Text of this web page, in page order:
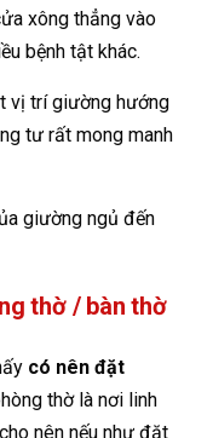
xông thẳng vào
bệnh tật khác.
vị trí giường hướng
tư rất mong manh
giường ngủ đến
thờ / bàn thờ
có nên đặt
thờ là nơi linh
nên nếu như đặt